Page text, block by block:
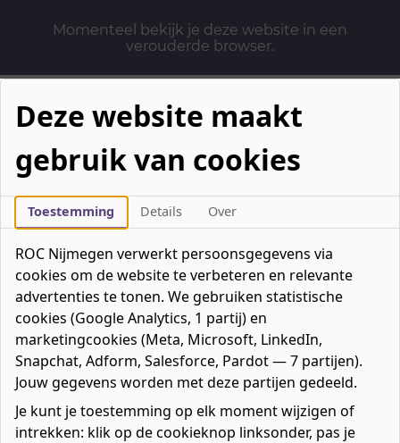
Momenteel bekijk je deze website in een
verouderde browser.
Mbo-opleidingen
Werken & Leren
Mavo / havo / vwo
Contact
Over ons
Bedrijven
Favorieten0favorieten
Mijn ROC
Zoeken
Deze website maakt
gebruik van cookies
Toestemming Details Over
ROC Nijmegen verwerkt persoonsgegevens via
cookies om de website te verbeteren en relevante
advertenties te tonen. We gebruiken statistische
cookies (Google Analytics, 1 partij) en
marketingcookies (Meta, Microsoft, LinkedIn,
Snapchat, Adform, Salesforce, Pardot — 7 partijen).
Jouw gegevens worden met deze partijen gedeeld.
Je kunt je toestemming op elk moment wijzigen of
intrekken: klik op de cookieknop linksonder, pas je